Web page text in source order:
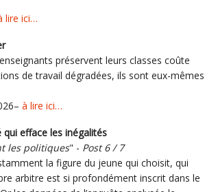
lire ici…
préservent leurs classes coûte
de travail dégradées, ils sont eux-mêmes
à lire ici…
efface les inégalités
les politiques" - Post 6 / 7
la figure du jeune qui choisit, qui
arbitre est si profondément inscrit dans le